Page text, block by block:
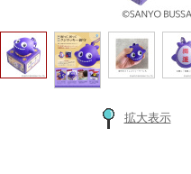
拡大表示